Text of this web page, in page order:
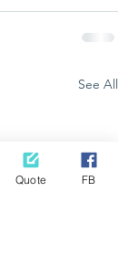
See All
Quote FB